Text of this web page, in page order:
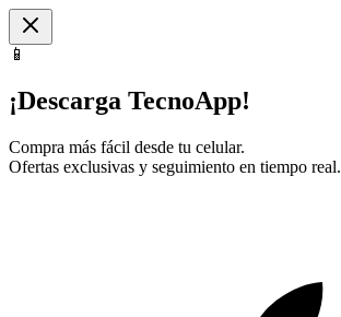
📱
¡Descarga TecnoApp!
Compra más fácil desde tu celular.
Ofertas exclusivas y seguimiento en tiempo real.